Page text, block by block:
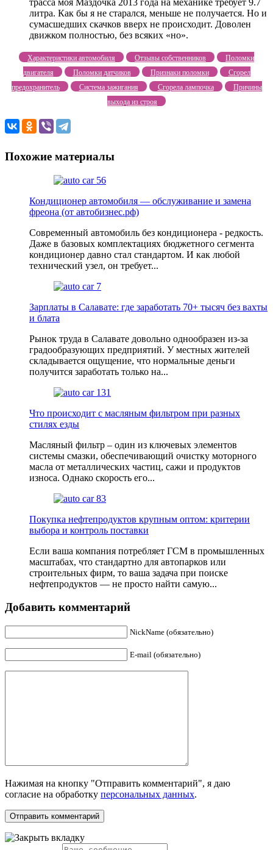
трасса моя Маздочка 2013 года на механике требует 9.7
литра. Как бы я не старался, меньше не получается. Но и
сумасшедших скачков вверх не происходит. Доволен
движком полностью, без всяких «но».
Характеристики автомобиля Отзывы собственников
Поломки
двигателя
Поломки датчиков Признаки поломки
Сгорел
предохранитель
Система зажигания Сгорела лампочка
Причины
выхода из строя
Похожие материалы
Кондиционер автомобиля — обслуживание и замена
фреона (от автобизнес.рф)
Современный автомобиль без кондиционера - редкость.
Даже в базовых комплектациях бюджетного сегмента
кондиционер давно стал стандартом. И как любой
технический узел, он требует...
Зарплаты в Салавате: где заработать 70+ тысяч без вахты
и блата
Рынок труда в Салавате довольно однообразен из-за
градообразующих предприятий. У местных жителей
складывается ощущение, что нормальные деньги
получится заработать только на...
Что происходит с масляным фильтром при разных
стилях езды
Масляный фильтр – один из ключевых элементов
системы смазки, обеспечивающий очистку моторного
масла от металличеcких частиц, сажи и продуктов
износа. Однако скорость его...
Покупка нефтепродуктов крупным оптом: критерии
выбора и контроль поставки
Если ваша компания потребляет ГСМ в промышленных
масштабах, что стандартно для автопарков или
строительных фирм, то ваша задача при поиске
нефтепродуктов — не просто найти самую...
Добавить комментарий
NickName (обязательно)
E-mail (обязательно)
Нажимая на кнопку "Отправить комментарий", я даю
согласие на обработку персональных данных.